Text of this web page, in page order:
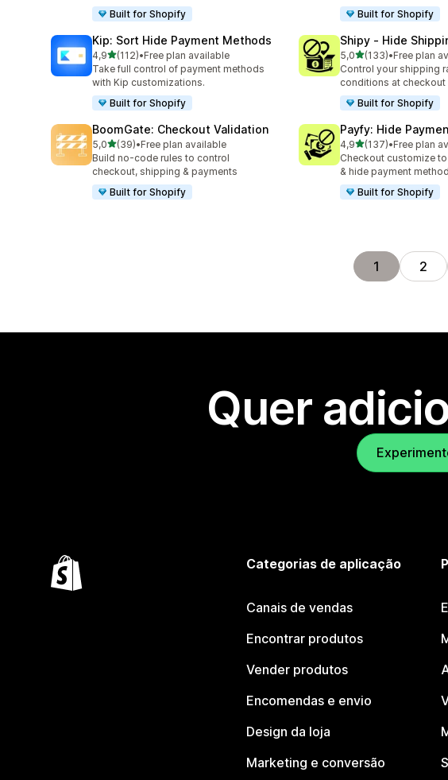
Built for Shopify
Built for Shopify
Kip: Sort Hide Payment Methods
4,9de 5 estrelas
(112)
112 total de avaliações
•Free plan available
Take full control of payment methods
with Kip customizations.
Built for Shopify
Shipy ‑ Hide
5,0de 5 estrelas
(133)
133 total de avaliações
•Free plan
Control your shipping
conditions at checkout
Built for Shopify
BoomGate: Checkout Validation
5,0de 5 estrelas
(39)
39 total de avaliações
•Free plan available
Build no-code rules to control
checkout, shipping & payments
Built for Shopify
Payfy: Hide
4,9de 5 estrelas
(137)
137 total de avaliações
•Free plan
Checkout customize to
& hide payment
Built for Shopify
1 2
Quer
Categorias de aplicação
Canais de vendas
Encontrar produtos
Vender produtos
Encomendas e envio
Design da loja
Marketing e conversão